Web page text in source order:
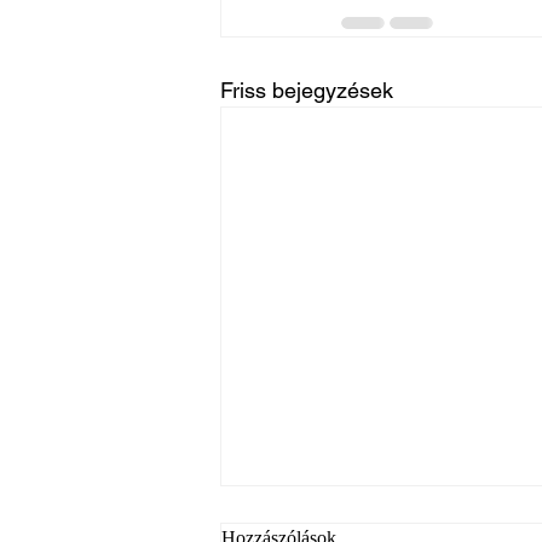
Friss bejegyzések
Hozzászólások